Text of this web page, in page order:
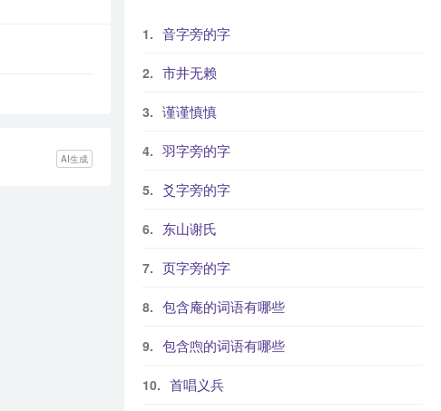
AI生成
音字旁的字
市井无赖
谨谨慎慎
羽字旁的字
爻字旁的字
东山谢氏
页字旁的字
包含庵的词语有哪些
包含喣的词语有哪些
首唱义兵